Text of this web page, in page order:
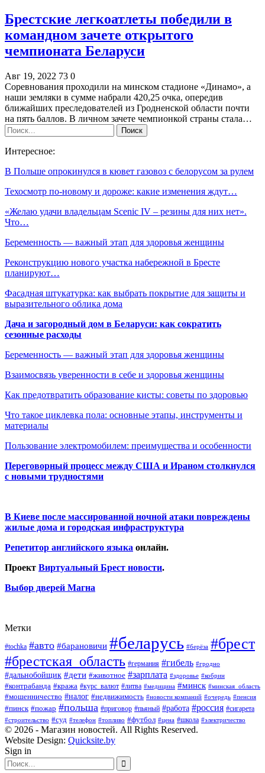
Брестские легкоатлеты победили в
командном зачете открытого
чемпионата Беларуси
Авг 19, 2022 73 0
Соревнования проходили на минском стадионе «Динамо», а
наши земляки в сумме набрали 420,25 очка, опередив
ближайших преследователей из Гродненской области почти
на пять баллов. В личном зачете чемпионкой страны стала…
Интересное:
В Польше опрокинулся в кювет газовоз с белорусом за рулем
Техосмотр по-новому и дороже: какие изменения ждут…
«Желаю удачи владельцам Scenic IV – резины для них нет».
Что…
Беременность — важный этап для здоровья женщины
Реконструкцию нового участка набережной в Бресте
планируют…
Фасадная штукатурка: как выбрать покрытие для защиты и
выразительного облика дома
Дача и загородный дом в Беларуси: как сократить
сезонные расходы
Беременность — важный этап для здоровья женщины
Взаимосвязь уверенности в себе и здоровья женщины
Как предотвратить образование кисты: советы по здоровью
Что такое циклевка пола: основные этапы, инструменты и
материалы
Пользование электромобилем: преимущества и особенности
Переговорный процесс между США и Ираном столкнулся
с новыми трудностями
В Киеве после массированной ночной атаки повреждены
жилые дома и городская инфраструктура
Репетитор английского языка онлайн.
Проект Виртуальный Брест новости.
Выбор дверей Магна
Метки
#tochka #авто #барановичи #беларусь #берёза #брест
#брестская_область #германия #гибель #гродно
#дальнобойщик #дети #животное #зарплата #здоровье #кобрин
#контрабанда #кража #курс_валют #литва #медицина #минск #минская_область
#мошенничество #налог #недвижимость #новости компаний #очередь #пенсия
#пинск #пожар #польша #приговор #пьяный #работа #россия #сигарета
#строительство #суд #телефон #топливо #футбол #цена #школа #электричество
© 2026 - Магазин новостей. All Rights Reserved.
Website Design: Quicksite.by
Sign in